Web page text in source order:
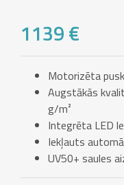
1139 €
Motorizēta
Augstākās
g/m²
Integrēta LED
Iekļauts
UV50+ saules